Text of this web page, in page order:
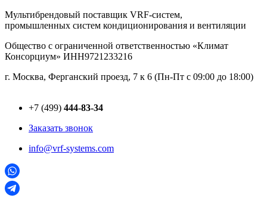
Перейти
к
Мультибрендовый поставщик VRF-cистем,
промышленных систем кондиционирования и вентиляции
Общество с ограниченной ответственностью «Климат
Консорциум» ИНН9721233216
г. Москва, Ферганский проезд, 7 к 6 (Пн-Пт с 09:00 до 18:00)
+7 (499) 444-83-34
Заказать звонок
info@vrf-systems.com